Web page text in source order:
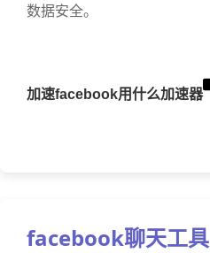
数据安全。
加速facebook用什么加速器
facebook聊天工具